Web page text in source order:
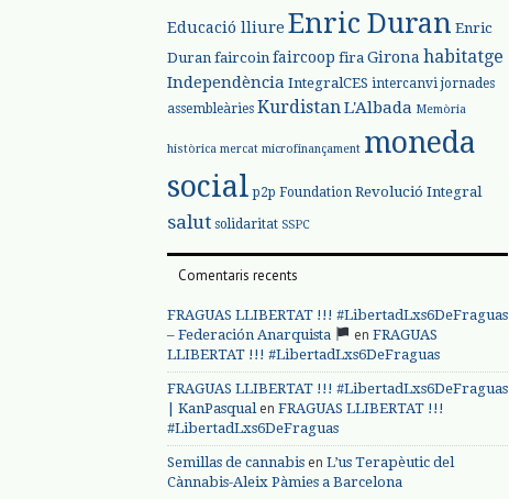
Educació lliure Enric Duran Enric
Duran faircoin faircoop fira Girona habitatge
Independència IntegralCES intercanvi jornades
assembleàries Kurdistan L'Albada Memòria
històrica mercat microfinançament moneda
social p2p Foundation Revolució Integral
salut solidaritat SSPC
Comentaris recents
FRAGUAS LLIBERTAT !!! #LibertadLxs6DeFraguas
– Federación Anarquista
en FRAGUAS
LLIBERTAT !!! #LibertadLxs6DeFraguas
FRAGUAS LLIBERTAT !!! #LibertadLxs6DeFraguas
| KanPasqualen FRAGUAS LLIBERTAT !!!
#LibertadLxs6DeFraguas
Semillas de cannabis en L’us Terapèutic del
Cànnabis-Aleix Pàmies a Barcelona